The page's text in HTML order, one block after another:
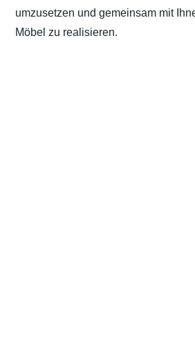
umzusetzen und gemeinsam mit
Möbel zu realisieren.